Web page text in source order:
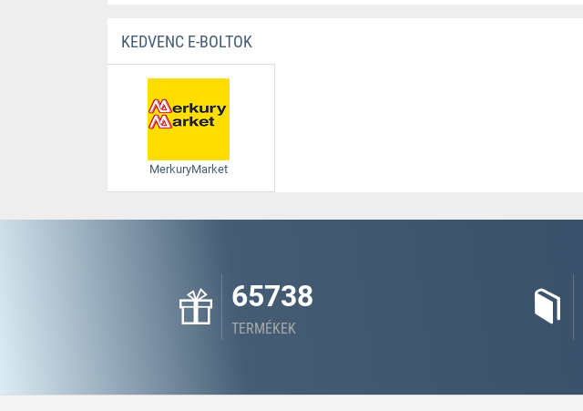
KEDVENC E-BOLTOK
MerkuryMarket
65738
TERMÉKEK